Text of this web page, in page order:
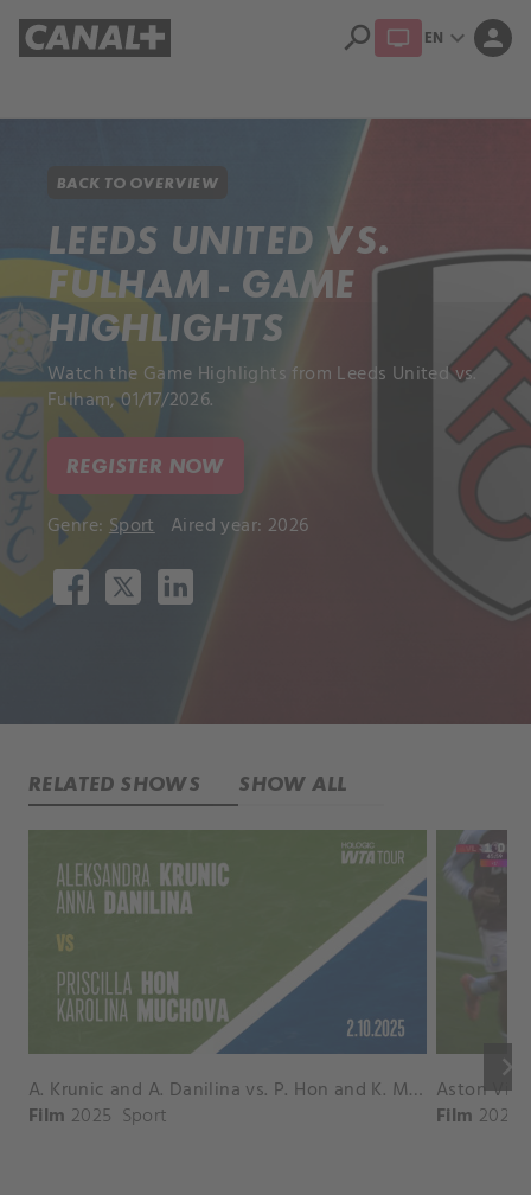
search EN expand_more person
BACK TO OVERVIEW
LEEDS UNITED VS.
FULHAM - GAME
HIGHLIGHTS
Watch the Game Highlights from Leeds United vs.
Fulham, 01/17/2026.
REGISTER NOW
Genre: Sport Aired year: 2026
RELATED SHOWS SHOW ALL
keyboard_arrow_right
A. Krunic and A. Danilina vs. P. Hon and K. Muchova Match Highlights - BEIJING_Capital Group Diamond ( October 02, 2025)
Film 2025 Sport Film 2026